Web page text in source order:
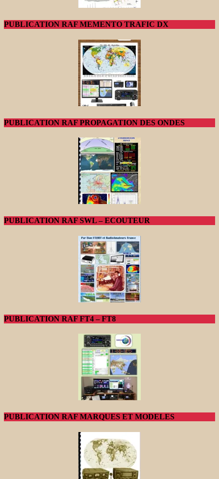
PUBLICATION RAF MEMENTO TRAFIC DX
PUBLICATION RAF PROPAGATION DES ONDES
PUBLICATION RAF SWL – ECOUTEUR
PUBLICATION RAF FT4 – FT8
PUBLICATION RAF MARQUES ET MODELES